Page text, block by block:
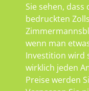
Sie sehen,
bedruckten
wenn man
Investition wird
wirklich jeden
Preise werden